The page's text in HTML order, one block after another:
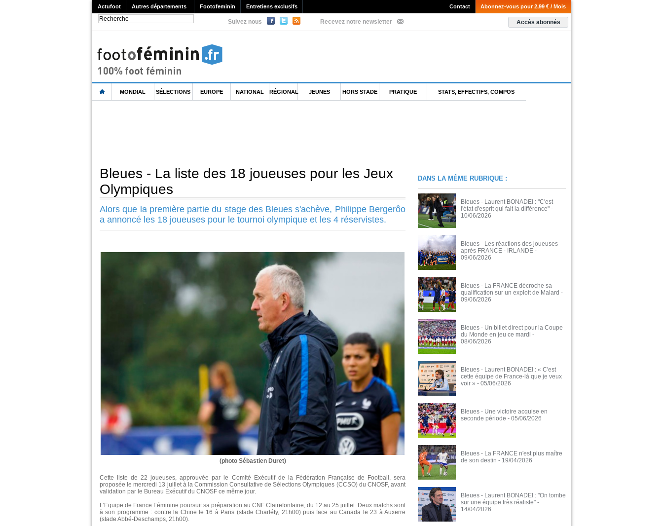
Actufoot Autres départements Footofeminin Entretiens exclusifs Abonnez-vous pour 2,99 € / Mois
Contact
Suivez nous Recevez notre newsletter Accès abonnés
MONDIAL SÉLECTIONS EUROPE NATIONAL RÉGIONAL JEUNES HORS STADE PRATIQUE STATS, EFFECTIFS, COMPOS
Bleues - La liste des 18 joueuses pour les Jeux
Olympiques
Alors que la première partie du stage des Bleues s'achève, Philippe Bergerôo
a annoncé les 18 joueuses pour le tournoi olympique et les 4 réservistes.
(photo Sébastien Duret)
Cette liste de 22 joueuses, approuvée par le Comité Exécutif de la Fédération Française de Football, sera
proposée le mercredi 13 juillet à la Commission Consultative de Sélections Olympiques (CCSO) du CNOSF, avant
validation par le Bureau Exécutif du CNOSF ce même jour.
L’Equipe de France Féminine poursuit sa préparation au CNF Clairefontaine, du 12 au 25 juillet. Deux matchs sont
à son programme : contre la Chine le 16 à Paris (stade Charléty, 21h00) puis face au Canada le 23 à Auxerre
(stade Abbé-Deschamps, 21h00).
DANS LA MÊME RUBRIQUE :
Bleues - Laurent BONADEI : "C'est
l'état d'esprit qui fait la différence" -
10/06/2026
Bleues - Les réactions des joueuses
après FRANCE - IRLANDE -
09/06/2026
Bleues - La FRANCE décroche sa
qualification sur un exploit de Malard -
09/06/2026
Bleues - Un billet direct pour la Coupe
du Monde en jeu ce mardi -
08/06/2026
Bleues - Laurent BONADEI : « C'est
cette équipe de France-là que je veux
voir » - 05/06/2026
Bleues - Une victoire acquise en
seconde période - 05/06/2026
Bleues - La FRANCE n'est plus maître
de son destin - 19/04/2026
Bleues - Laurent BONADEI : "On tombe
sur une équipe très réaliste" -
14/04/2026